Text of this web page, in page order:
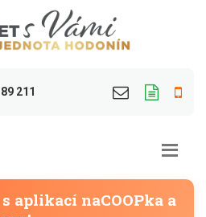
211
aplikací naCOOPka a